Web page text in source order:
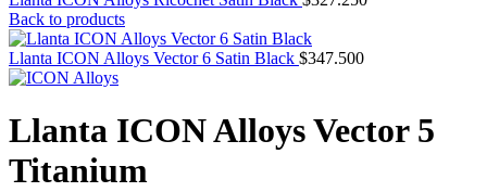
Back to products
Llanta ICON Alloys Vector 6 Satin Black $347.500
Llanta ICON Alloys Vector 5
Titanium